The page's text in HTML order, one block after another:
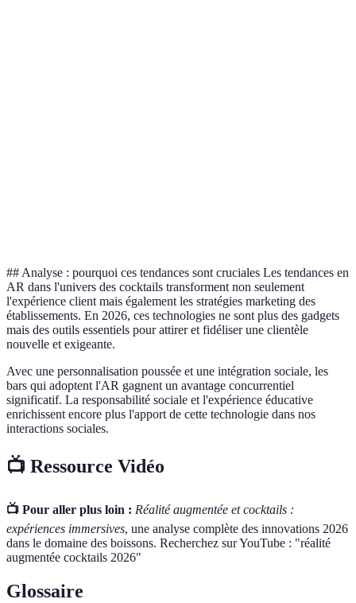
## Analyse : pourquoi ces tendances sont cruciales Les tendances en
AR dans l'univers des cocktails transforment non seulement
l'expérience client mais également les stratégies marketing des
établissements. En 2026, ces technologies ne sont plus des gadgets
mais des outils essentiels pour attirer et fidéliser une clientèle
nouvelle et exigeante.
Avec une personnalisation poussée et une intégration sociale, les
bars qui adoptent l'AR gagnent un avantage concurrentiel
significatif. La responsabilité sociale et l'expérience éducative
enrichissent encore plus l'apport de cette technologie dans nos
interactions sociales.
📺 Ressource Vidéo
📺 Pour aller plus loin : Réalité augmentée et cocktails :
expériences immersives, une analyse complète des innovations 2026
dans le domaine des boissons. Recherchez sur YouTube : "réalité
augmentée cocktails 2026"
Glossaire